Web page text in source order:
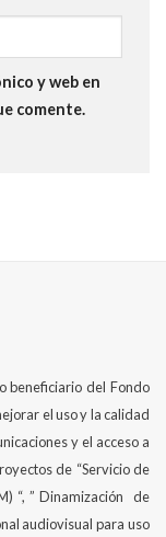
y web en
comente.
beneficiario del Fondo
el uso y la calidad
y el acceso a
de “Servicio de
“, ” Dinamización de
audiovisual para uso